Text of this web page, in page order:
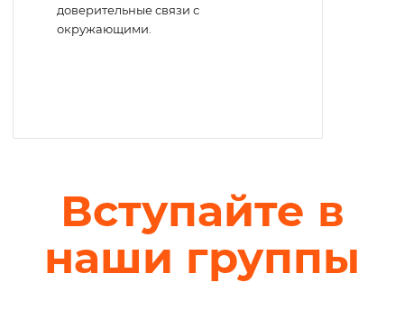
доверительные связи с
окружающими.
Вступайте в
наши группы